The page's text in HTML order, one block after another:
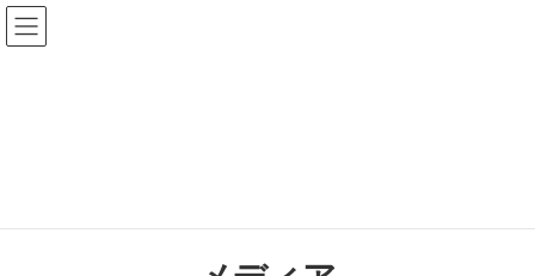
コ
ン
テ
ナ
ビ
ゲ